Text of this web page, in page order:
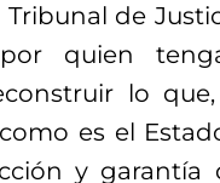
de
quien
lo
es el
y garantía